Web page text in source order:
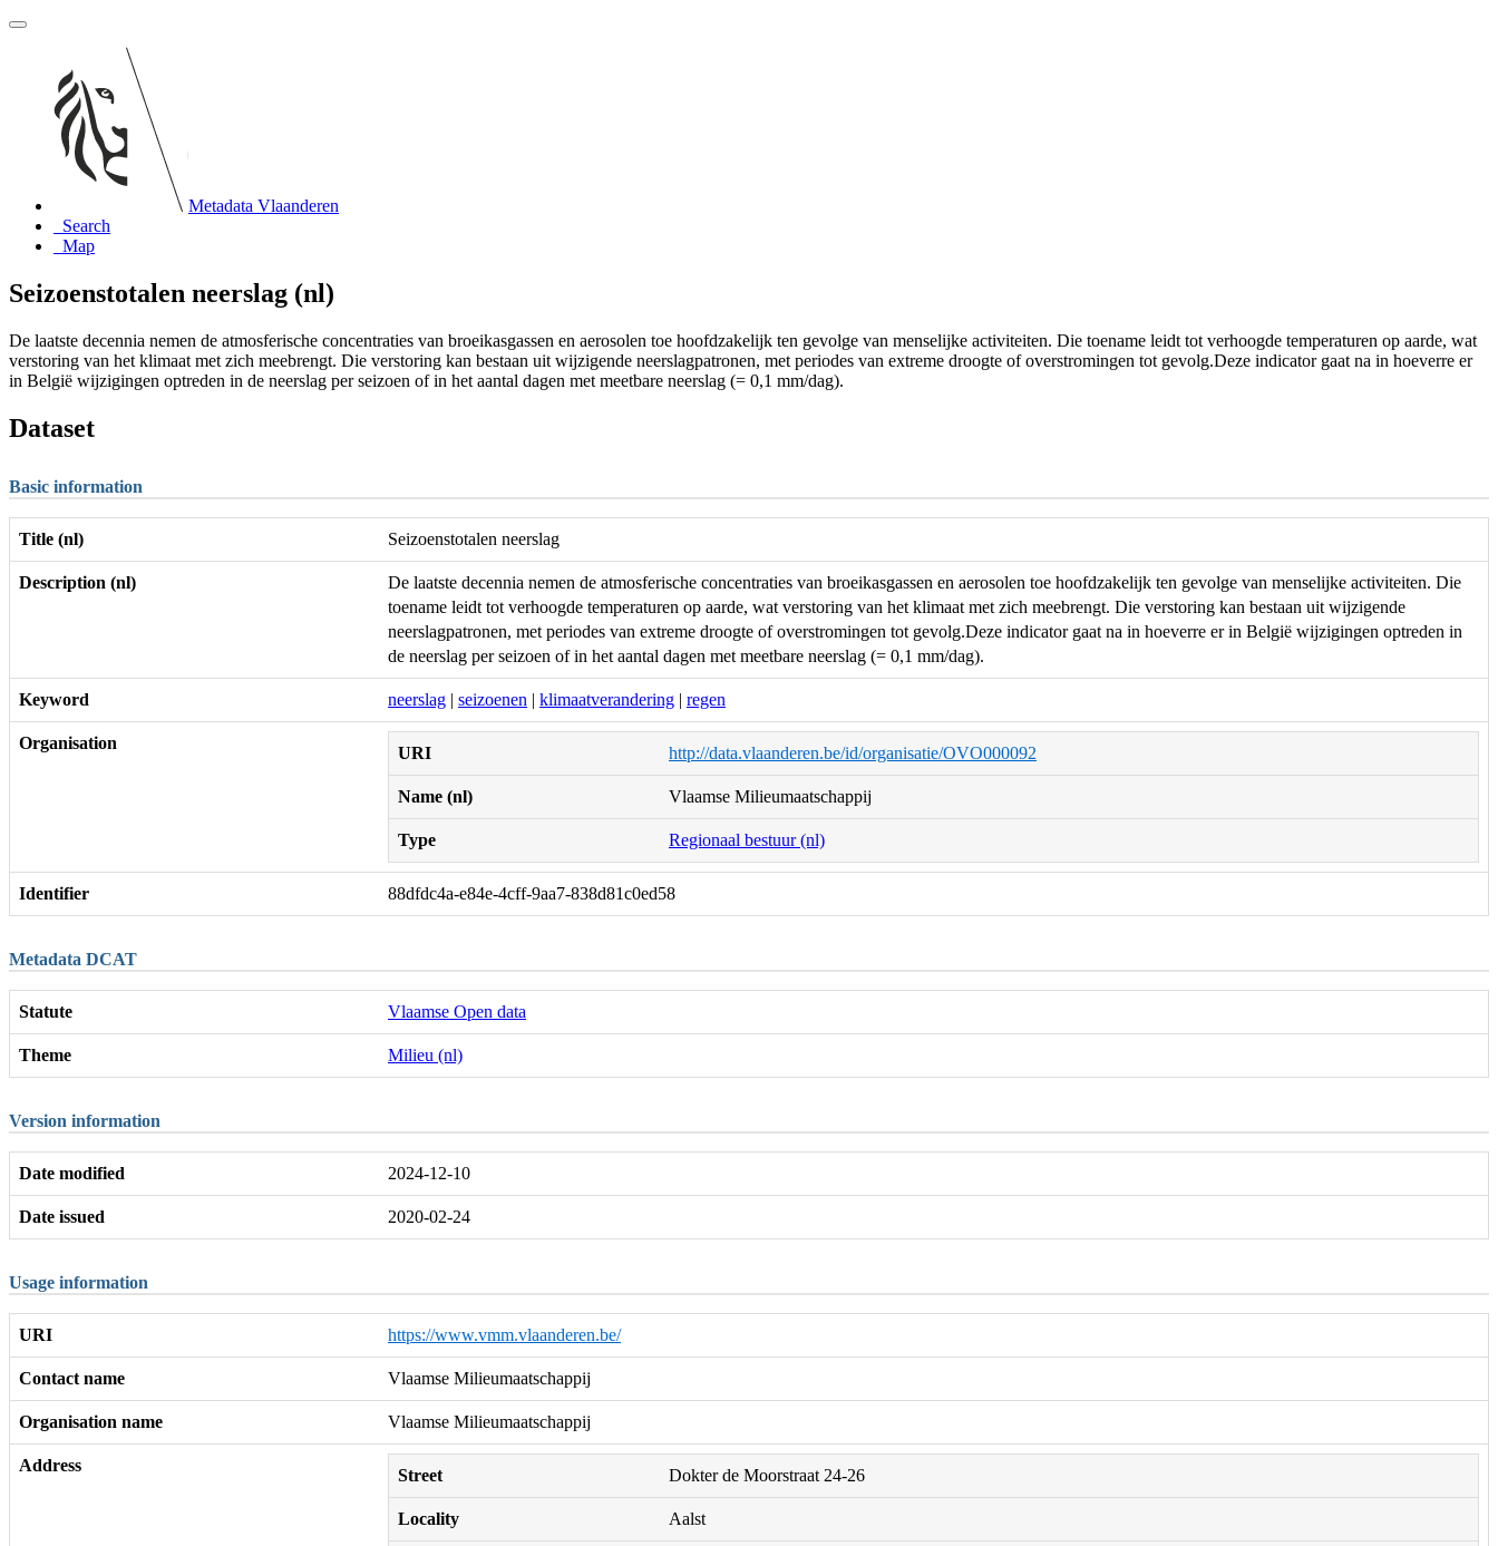
Metadata Vlaanderen
Search
Map
Seizoenstotalen neerslag (nl)
De laatste decennia nemen de atmosferische concentraties van broeikasgassen en aerosolen toe hoofdzakelijk ten gevolge van menselijke activiteiten. Die toename leidt tot verhoogde temperaturen op aarde, wat
verstoring van het klimaat met zich meebrengt. Die verstoring kan bestaan uit wijzigende neerslagpatronen, met periodes van extreme droogte of overstromingen tot gevolg.Deze indicator gaat na in hoeverre er
in België wijzigingen optreden in de neerslag per seizoen of in het aantal dagen met meetbare neerslag (= 0,1 mm/dag).
Dataset
Basic information
Title (nl) Seizoenstotalen neerslag
Description (nl)
De laatste decennia nemen de atmosferische concentraties van broeikasgassen en aerosolen toe hoofdzakelijk ten gevolge van menselijke activiteiten. Die
toename leidt tot verhoogde temperaturen op aarde, wat verstoring van het klimaat met zich meebrengt. Die verstoring kan bestaan uit wijzigende
neerslagpatronen, met periodes van extreme droogte of overstromingen tot gevolg.Deze indicator gaat na in hoeverre er in België wijzigingen optreden in
de neerslag per seizoen of in het aantal dagen met meetbare neerslag (= 0,1 mm/dag).
Keyword neerslag | seizoenen | klimaatverandering | regen
Organisation
URI http://data.vlaanderen.be/id/organisatie/OVO000092
Name (nl) Vlaamse Milieumaatschappij
Type Regionaal bestuur (nl)
Identifier 88dfdc4a-e84e-4cff-9aa7-838d81c0ed58
Metadata DCAT
Statute Vlaamse Open data
Theme Milieu (nl)
Version information
Date modified 2024-12-10
Date issued 2020-02-24
Usage information
URI https://www.vmm.vlaanderen.be/
Contact name Vlaamse Milieumaatschappij
Organisation name Vlaamse Milieumaatschappij
Address
Street Dokter de Moorstraat 24-26
Locality Aalst